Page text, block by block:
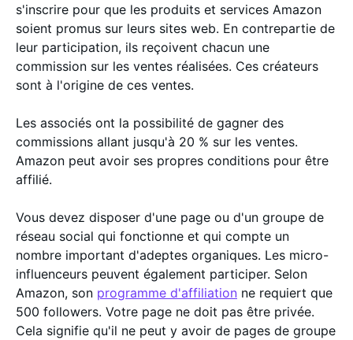
s'inscrire pour que les produits et services Amazon
soient promus sur leurs sites web. En contrepartie de
leur participation, ils reçoivent chacun une
commission sur les ventes réalisées. Ces créateurs
sont à l'origine de ces ventes.
Les associés ont la possibilité de gagner des
commissions allant jusqu'à 20 % sur les ventes.
Amazon peut avoir ses propres conditions pour être
affilié.
Vous devez disposer d'une page ou d'un groupe de
réseau social qui fonctionne et qui compte un
nombre important d'adeptes organiques. Les micro-
influenceurs peuvent également participer. Selon
Amazon, son programme d'affiliation ne requiert que
500 followers. Votre page ne doit pas être privée.
Cela signifie qu'il ne peut y avoir de pages de groupe